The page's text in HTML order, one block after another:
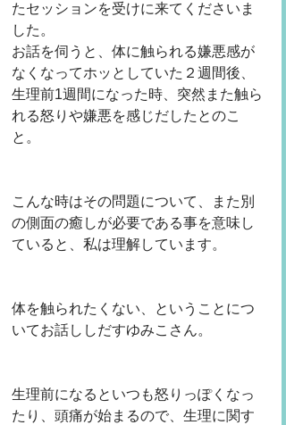
たセッションを受けに来てくださいま
した。
お話を伺うと、体に触られる嫌悪感が
なくなってホッとしていた２週間後、
生理前1週間になった時、突然また触ら
れる怒りや嫌悪を感じだしたとのこ
と。
こんな時はその問題について、また別
の側面の癒しが必要である事を意味し
ていると、私は理解しています。
体を触られたくない、ということにつ
いてお話ししだすゆみこさん。
生理前になるといつも怒りっぽくなっ
たり、頭痛が始まるので、生理に関す